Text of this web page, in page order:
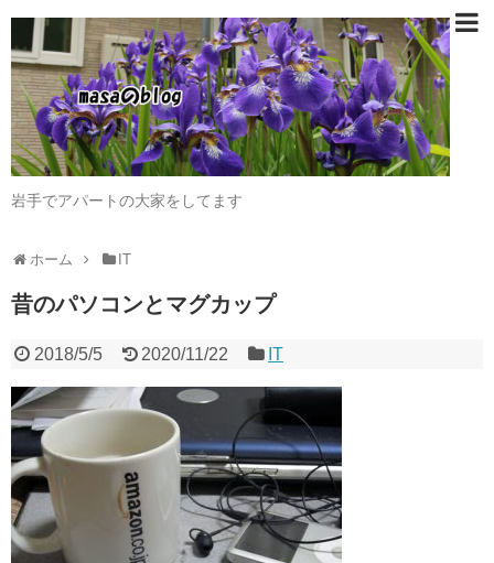
岩手でアパートの大家をしてます
ホーム IT
昔のパソコンとマグカップ
2018/5/5 2020/11/22 IT